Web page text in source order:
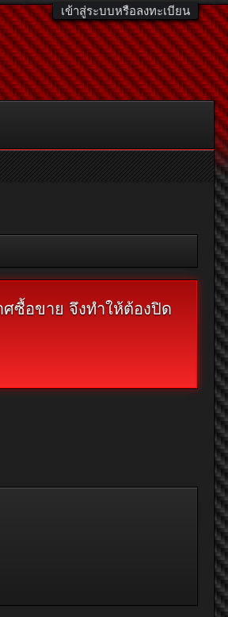
เข้าสู่ระบบหรือลงทะเบียน
ซื้อขาย จึงทำให้ต้องปิด